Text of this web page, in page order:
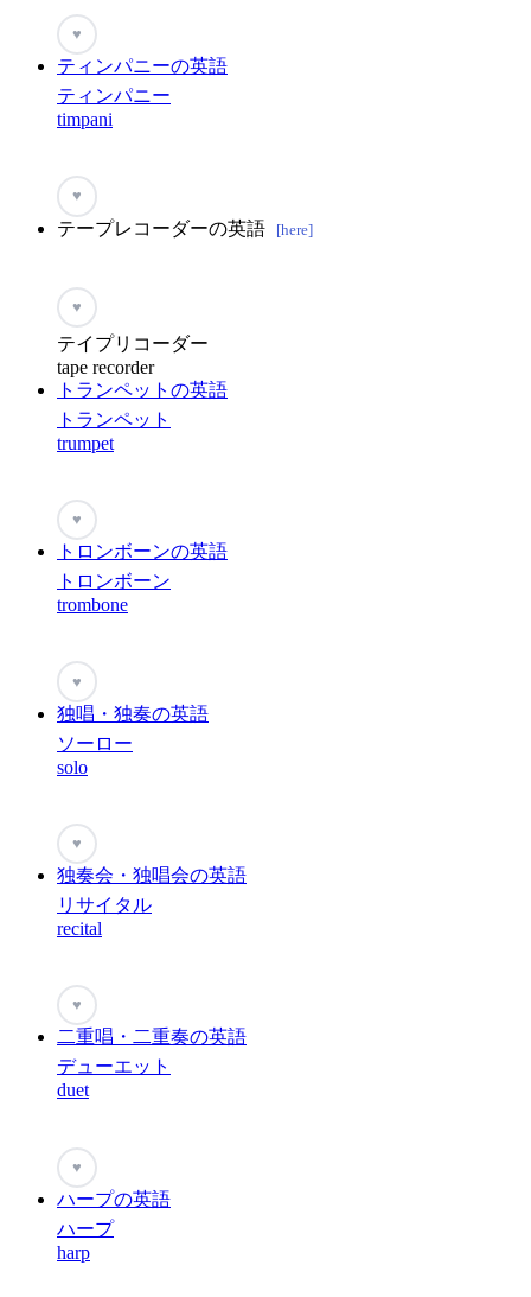
♥
ティンパニーの英語
ティンパニー
timpani
♥
テープレコーダーの英語 [here]
♥
テイプリコーダー
tape recorder
トランペットの英語
トランペット
trumpet
♥
トロンボーンの英語
トロンボーン
trombone
♥
独唱・独奏の英語
ソーロー
solo
♥
独奏会・独唱会の英語
リサイタル
recital
♥
二重唱・二重奏の英語
デューエット
duet
♥
ハープの英語
ハープ
harp